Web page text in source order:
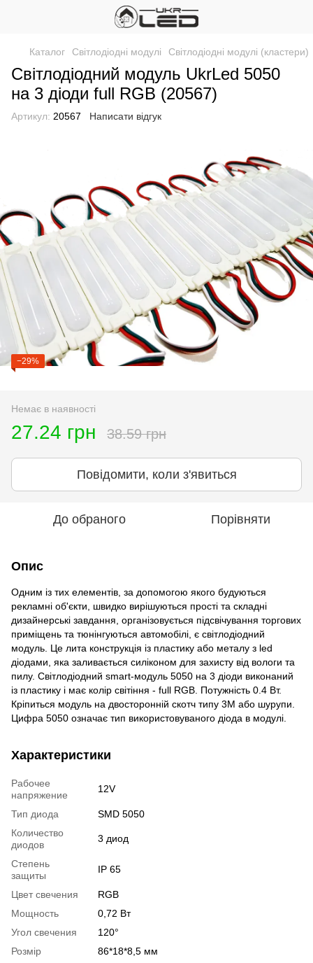
Каталог Світлодіодні модулі Світлодіодні модулі (кластери)
Світлодіодний модуль UkrLed 5050
на 3 діоди full RGB (20567)
Артикул: 20567 Написати відгук
−29%
Немає в наявності
27.24 грн 38.59 грн
Повідомити, коли з'явиться
До обраного Порівняти
Опис
Одним із тих елементів, за допомогою якого будуються
рекламні об'єкти, швидко вирішуються прості та складні
дизайнерські завдання, організовується підсвічування торгових
приміщень та тюнінгуються автомобілі, є світлодіодний
модуль. Це лита конструкція із пластику або металу з led
діодами, яка заливається силіконом для захисту від вологи та
пилу. Світлодіодний smart-модуль 5050 на 3 діоди виконаний
із пластику і має колір світіння - full RGB. Потужність 0.4 Вт.
Кріпиться модуль на двосторонній скотч типу 3М або шурупи.
Цифра 5050 означає тип використовуваного діода в модулі.
Характеристики
Рабочее
напряжение
12V
Тип диода
SMD 5050
Количество
диодов
3 диод
Степень
защиты
IP 65
Цвет свечения
RGB
Мощность
0,72 Вт
Угол свечения
120°
Розмір
86*18*8,5 мм